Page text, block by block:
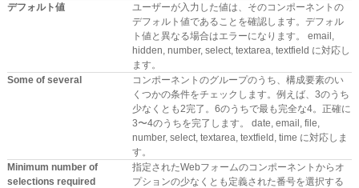
デフォルト値
ユーザーが入力した値は、そのコンポーネントの
デフォルト値であることを確認します。デフォル
ト値と異なる場合はエラーになります。 email,
hidden, number, select, textarea, textfield に対応し
ます。
Some of several
コンポーネントのグループのうち、構成要素のい
くつかの条件をチェックします。例えば、3のうち
少なくとも2完了。6のうちで最も完全な4。正確に
3〜4のうちを完了します。 date, email, file,
number, select, textarea, textfield, time に対応しま
す。
Minimum number of
selections required
指定されたWebフォームのコンポーネントからオ
プションの少なくとも定義された番号を選択する